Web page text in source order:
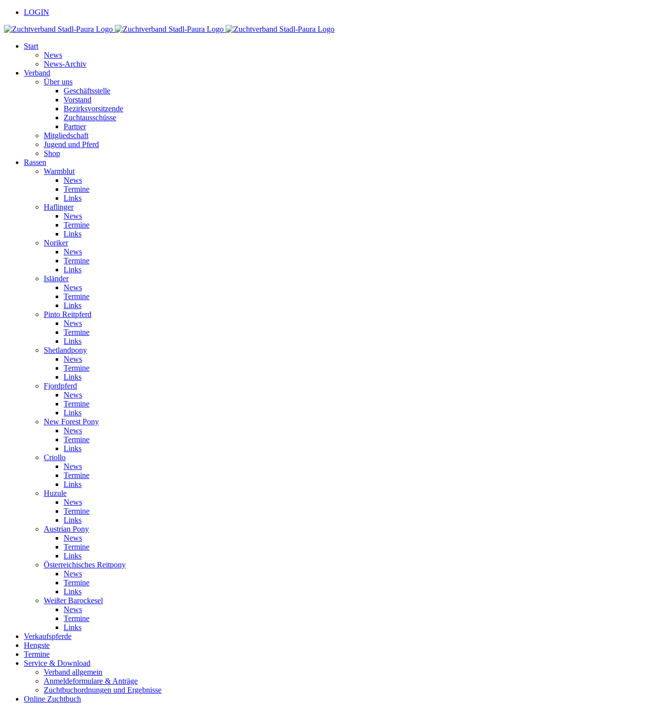
Zum
springen
facebook
youtubeLOGIN
Start
News
News-Archiv
Verband
Über uns
Geschäftsstelle
Vorstand
Bezirksvorsitzende
Zuchtausschüsse
Partner
Mitgliedschaft
Jugend und Pferd
Shop
Rassen
Warmblut
News
Termine
Links
Haflinger
News
Termine
Links
Noriker
News
Termine
Links
Isländer
News
Termine
Links
Pinto Reitpferd
News
Termine
Links
Shetlandpony
News
Termine
Links
Fjordpferd
News
Termine
Links
New Forest Pony
News
Termine
Links
Criollo
News
Termine
Links
Huzule
News
Termine
Links
Austrian Pony
News
Termine
Links
Österreichisches Reitpony
News
Termine
Links
Weißer Barockesel
News
Termine
Links
Verkaufspferde
Hengste
Termine
Service & Download
Verband allgemein
Anmeldeformulare & Anträge
Zuchtbuchordnungen und Ergebnisse
Online Zuchtbuch